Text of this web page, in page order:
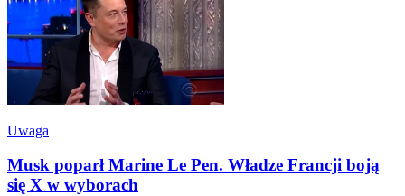
Uwaga
Musk poparł Marine Le Pen. Władze Francji boją
się X w wyborach